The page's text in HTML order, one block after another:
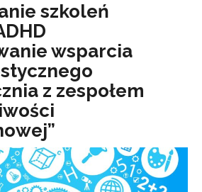
szkoleń
wsparcia
z zespołem